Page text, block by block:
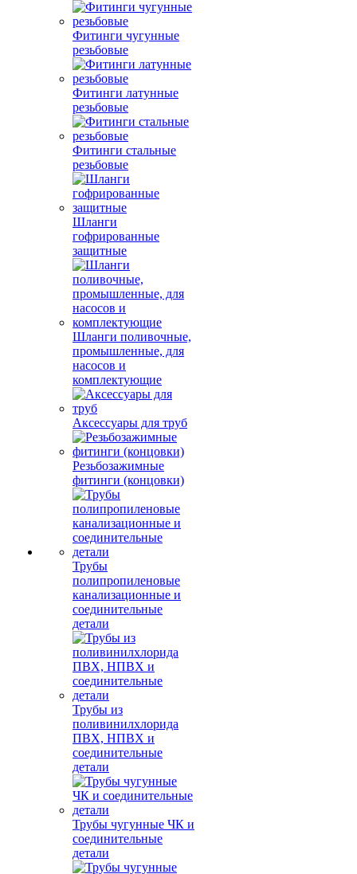
Фитинги чугунные
резьбовые
Фитинги латунные
резьбовые
Фитинги стальные
резьбовые
Шланги
гофрированные
защитные
Шланги поливочные,
промышленные, для
насосов и
комплектующие
Аксессуары для труб
Резьбозажимные
фитинги (концовки)
Трубы
полипропиленовые
канализационные и
соединительные
детали
Трубы из
поливинилхлорида
ПВХ, НПВХ и
соединительные
детали
Трубы чугунные ЧК и
соединительные
детали